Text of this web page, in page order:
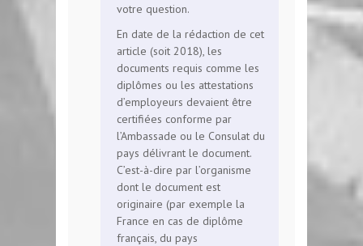
votre question.
En date de la rédaction de cet
article (soit 2018), les
documents requis comme les
diplômes ou les attestations
d’employeurs devaient être
certifiées conforme par
l’Ambassade ou le Consulat du
pays délivrant le document.
C’est-à-dire par l’organisme
dont le document est
originaire (par exemple la
France en cas de diplôme
français, du pays